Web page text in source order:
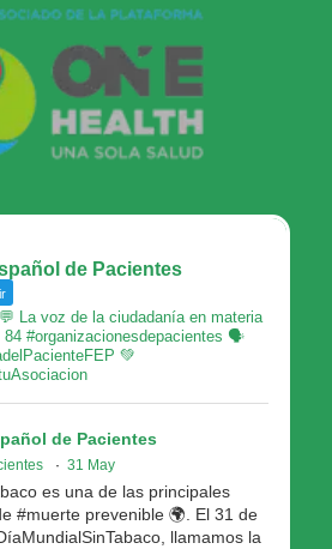
de Pacientes
voz de la ciudadanía en materia
84 #organizacionesdepacientes 🗣
💚
de Pacientes
· 31 May
es una de las principales
#muerte prevenible 🌍. El 31 de
llamamos la